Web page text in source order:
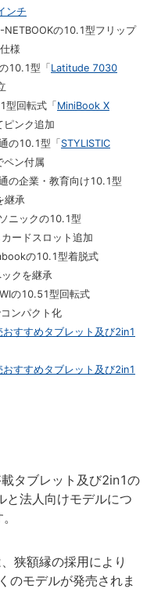
ンチ
の10.1型フリップ
様
10.1型「 Latitude 7030
回転式「 MiniBook X
ピンク追加
の10.1型「 STYLISTIC
ペン付属
企業・教育向け10.1型
継承
ニックの10.1型
カードスロット追加
の10.1型着脱式
クを継承
の10.51型回転式
ンパクト化
すすめタブレット及び2in1
すすめタブレット及び2in1
タブレット及び2in1の
と法人向けモデルにつ
狭額縁の採用により
のモデルが発売されま